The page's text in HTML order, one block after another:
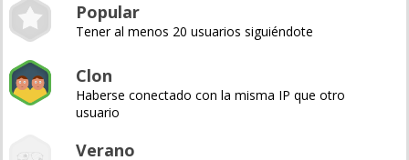
Popular
Tener al menos 20 usuarios siguiéndote
Clon
Haberse conectado con la misma IP que otro
usuario
Verano